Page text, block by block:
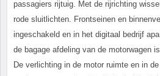
passagiers rijtuig. Met de rijrichting
rode sluitlichten. Frontseinen en
ingeschakeld en in het digitaal bedrijf
de bagage afdeling van de motorwagen
De verlichting in de motor ruimte en in